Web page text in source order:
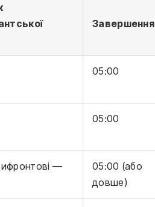
Завершення
05:00
05:00
—
05:00 (або
довше)